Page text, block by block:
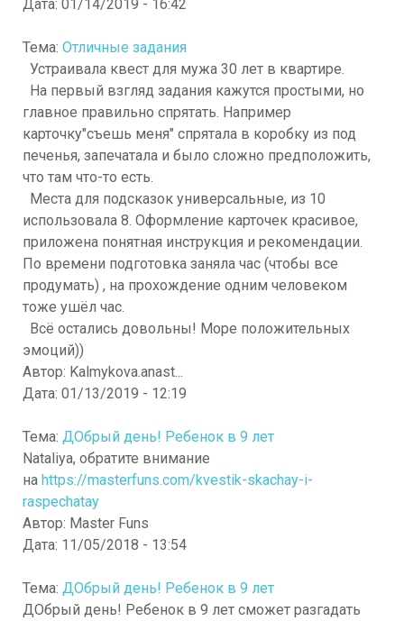
Дата: 01/14/2019 - 16:42
Тема: Отличные задания
Устраивала квест для мужа 30 лет в квартире.
На первый взгляд задания кажутся простыми, но
главное правильно спрятать. Например
карточку"съешь меня" спрятала в коробку из под
печенья, запечатала и было сложно предположить,
что там что-то есть.
Места для подсказок универсальные, из 10
использовала 8. Оформление карточек красивое,
приложена понятная инструкция и рекомендации.
По времени подготовка заняла час (чтобы все
продумать) , на прохождение одним человеком
тоже ушёл час.
Всё остались довольны! Море положительных
эмоций))
Автор: Kalmykova.anast...
Дата: 01/13/2019 - 12:19
Тема: ДОбрый день! Ребенок в 9 лет
Nataliya, обратите внимание
на https://masterfuns.com/kvestik-skachay-i-
raspechatay
Автор: Master Funs
Дата: 11/05/2018 - 13:54
Тема: ДОбрый день! Ребенок в 9 лет
ДОбрый день! Ребенок в 9 лет сможет разгадать